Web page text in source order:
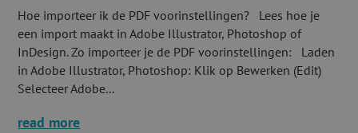
Hoe importeer ik de PDF voorinstellingen? Lees hoe je
een import maakt in Adobe Illustrator, Photoshop of
InDesign. Zo importeer je de PDF voorinstellingen: Laden
in Adobe Illustrator, Photoshop: Klik op Bewerken (Edit)
Selecteer Adobe...
read more